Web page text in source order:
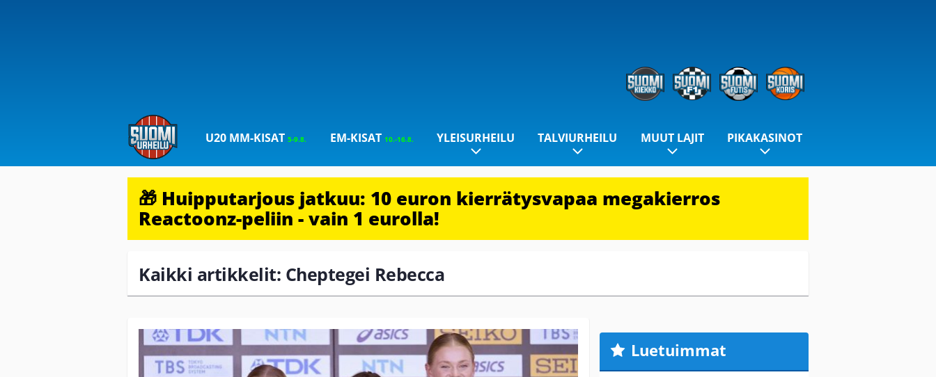
U20 MM-KISAT5-9.8. EM-KISAT 10.-16.8. YLEISURHEILU TALVIURHEILU MUUT LAJIT PIKAKASINOT
🎁 Huipputarjous jatkuu: 10 euron kierrätysvapaa megakierros
Reactoonz-peliin - vain 1 eurolla!
Kaikki artikkelit: Cheptegei Rebecca
Luetuimmat